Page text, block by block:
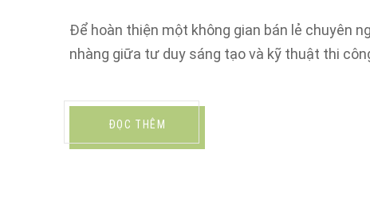
Để hoàn thiện một không gian bán lẻ chuyên
nhàng giữa tư duy sáng tạo và kỹ thuật thi
ĐỌC THÊM